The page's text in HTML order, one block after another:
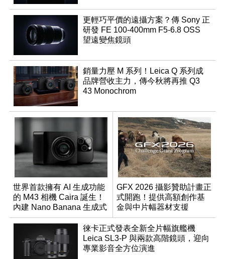
更輕巧平價的遠攝方案？傳 Sony 正
研發 FE 100-400mm F5-6.8 OSS
望遠變焦鏡頭
銷量力壓 M 系列！Leica Q 系列成
品牌營收主力，傳今秋將再推 Q3
43 Monochrom
世界首款擁有 AI 生成功能
的 M43 相機 Caira 誕生！
內建 Nano Banana 生成式
AI
GFX 2026 攝影贊助計畫正
式開跑！提供高額創作基
金與中片幅器材支援
徠卡正式發表全新全片幅旗艦機
Leica SL3-P 與兩款高階鏡頭，迎向
專業影音全方位演進